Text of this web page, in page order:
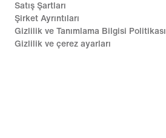
Satış Şartları
Şirket Ayrıntıları
Gizlilik ve Tanımlama Bilgisi Politikası
Gizlilik ve çerez ayarları